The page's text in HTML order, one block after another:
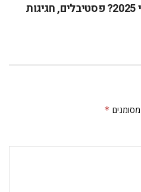
מה מחכה לכם בלונדון במאי 2025? פסטיבלים, חגיגות
*